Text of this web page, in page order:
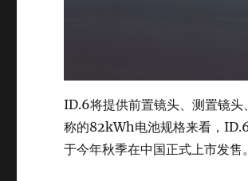
ID.6将提供前置镜头、测置镜
称的82kWh电池规格来看，
于今年秋季在中国正式上市发售。